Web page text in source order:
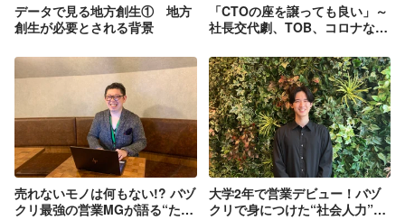
データで見る地方創生① 地方
創生が必要とされる背景
「CTOの座を譲っても良い」～
社長交代劇、TOB、コロナなど
の目的志向術
売れないモノは何もない!? バヅ
クリ最強の営業MGが語る“たっ
大学2年で営業デビュー！バヅ
クリで身につけた“社会人力”｜